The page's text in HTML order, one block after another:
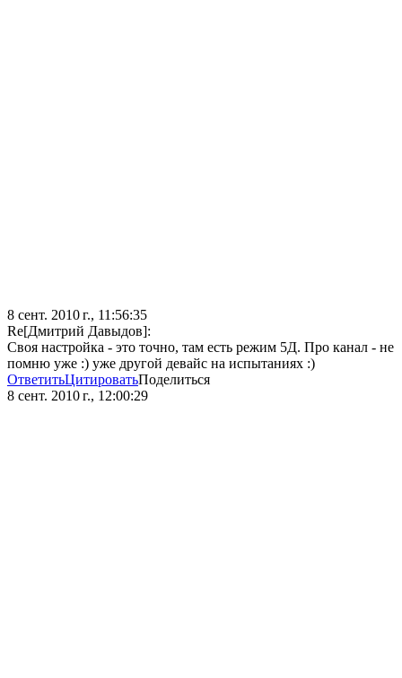
8 сент. 2010 г., 11:56:35
Re[Дмитрий Давыдов]:
Своя настройка - это точно, там есть режим 5Д. Про канал - не
помню уже :) уже другой девайс на испытаниях :)
ОтветитьЦитироватьПоделиться
8 сент. 2010 г., 12:00:29